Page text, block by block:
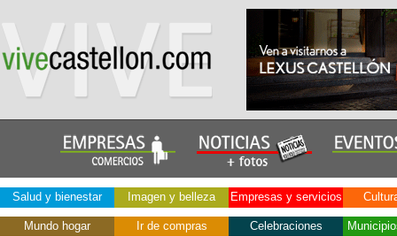
Salud y bienestar Imagen y belleza Empresas y servicios
Mundo hogar Ir de compras Celebraciones